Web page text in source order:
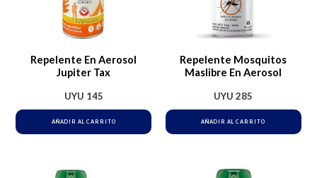
Repelente En Aerosol
Jupiter Tax
UYU 145
AÑADIR AL CARRITO
Repelente Mosquitos
Maslibre En Aerosol
UYU 285
AÑADIR AL CARRITO